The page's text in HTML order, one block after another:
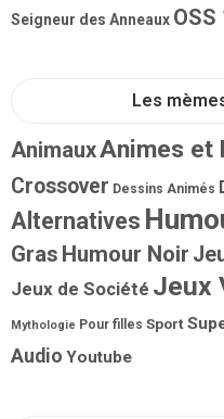
Seigneur des Anneaux OSS
Les
AnimauxAnimes et
Crossover Dessins Animés
Alternatives
Gras Humour Noir
Jeux de Société Jeux
Mythologie Pour filles Sport
Audio Youtube